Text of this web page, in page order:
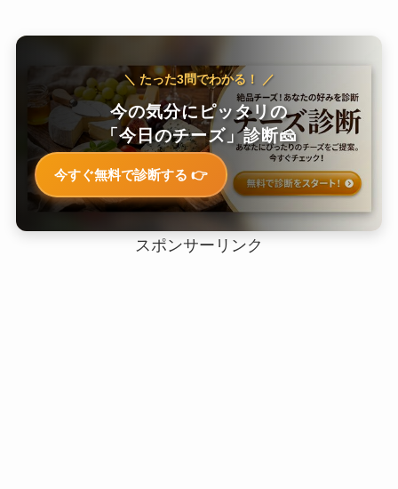
＼ たった3問でわかる！ ／
今の気分にピッタリの
「今日のチーズ」診断🧀
今すぐ無料で診断する 👉
スポンサーリンク